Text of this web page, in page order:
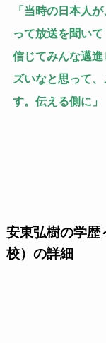
「当時の日本人
って放送を聞い
信じてみんな邁
ズいなと思って
す。伝える側に」
安東弘樹の学歴
校）の詳細